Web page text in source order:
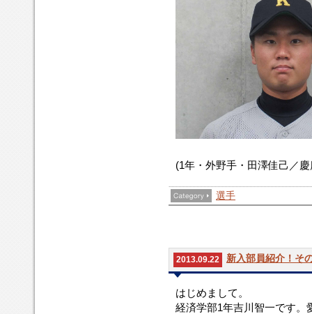
(1年・外野手・田澤佳己／
選手
2013.09.22 新入部員紹介！そ
はじめまして。
経済学部1年吉川智一です。